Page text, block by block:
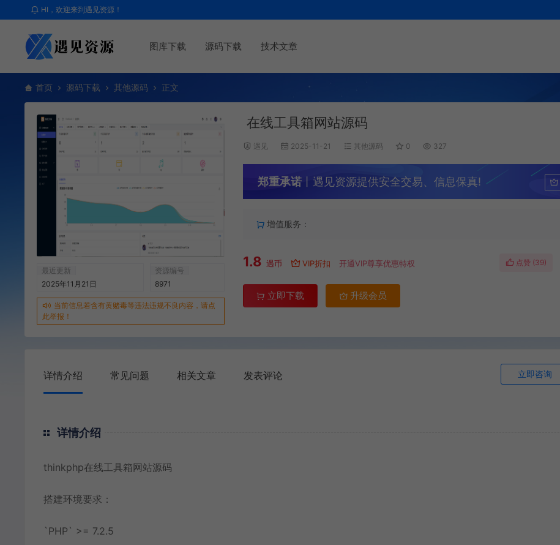
HI，欢迎来到遇见资源！
图库下载 源码下载 技术文章
首页 源码下载 其他源码 正文
最近更新
2025年11月21日
资源编号
8971
当前信息若含有黄赌毒等违法违规不良内容，请点
此举报！
在线工具箱网站源码
遇见 2025-11-21 其他源码 0 327
郑重承诺 丨遇见资源提供安全交易、信息保真!
增值服务：
1.8 遇币 VIP折扣 开通VIP尊享优惠特权 点赞 (39)
立即下载 升级会员
详情介绍 常见问题 相关文章 发表评论 立即咨询
详情介绍
thinkphp在线工具箱网站源码
搭建环境要求：
`PHP` >= 7.2.5